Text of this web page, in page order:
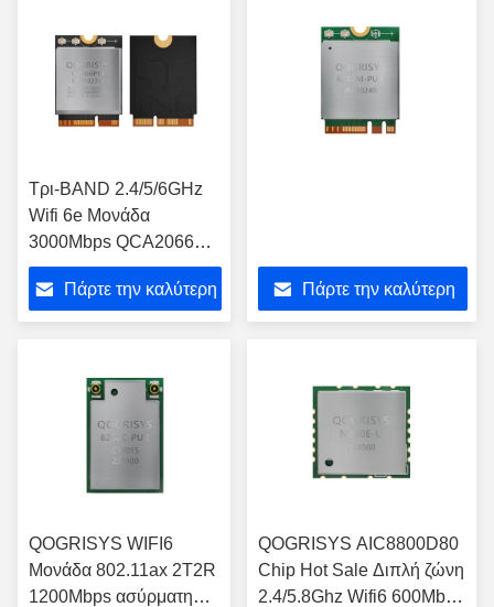
Τρι-BAND 2.4/5/6GHz
Wifi 6e Μονάδα
3000Mbps QCA2066
Μονάδα ασύρματου
σημείου πρόσβασης με
BT
Πάρτε την καλύτερη Πάρτε την καλύτερη
QOGRISYS WIFI6
Μονάδα 802.11ax 2T2R
1200Mbps ασύρματη
QOGRISYS AIC8800D80
Chip Hot Sale Διπλή ζώνη
2.4/5.8Ghz Wifi6 600Mbps